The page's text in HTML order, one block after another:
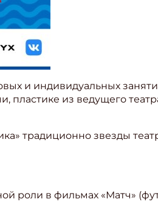
и индивидуальных
пластике из ведущего
традиционно звезды
роли в фильмах «Матч»